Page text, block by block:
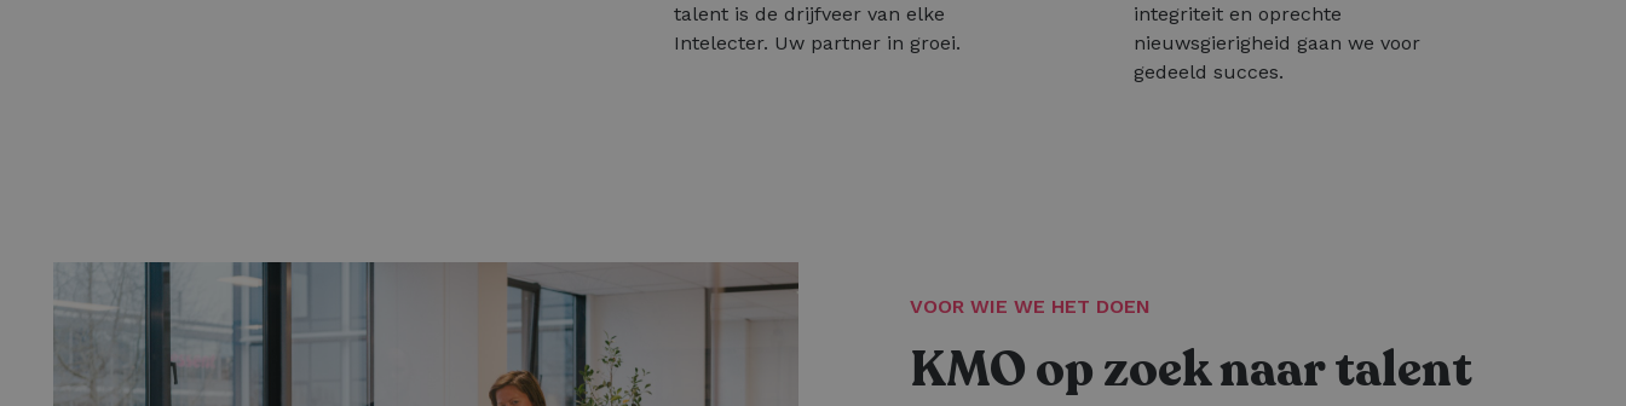
talent is de drijfveer van elke
Intelecter. Uw partner in groei.
integriteit en oprechte
nieuwsgierigheid gaan we voor
gedeeld succes.
VOOR WIE WE HET DOEN
KMO op zoek naar talent